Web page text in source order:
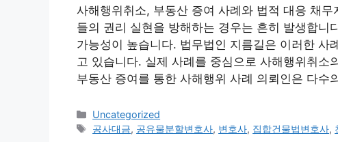
사해행위취소, 부동산 증여 사례와 법적 대응 채
들의 권리 실현을 방해하는 경우는 흔히 발생합니
가능성이 높습니다. 법무법인 지름길은 이러한
고 있습니다. 실제 사례를 중심으로 사해행위취소
부동산 증여를 통한 사해행위 사례 의뢰인은 다수
Categories
Uncategorized
Tags
공사대금, 공유물분할변호사, 변호사, 집합건물법변호사,